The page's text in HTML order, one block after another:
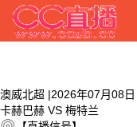
澳威北超 |2026年07月08
卡赫巴赫 VS 梅特兰